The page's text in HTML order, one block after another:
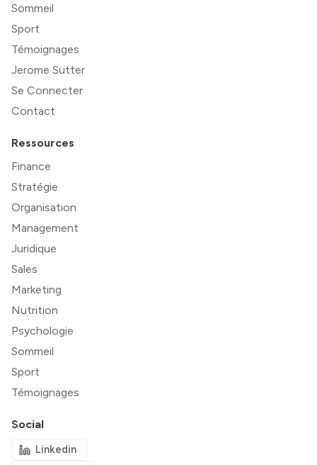
Sommeil
Sport
Témoignages
Jerome Sutter
Se Connecter
Contact
Ressources
Finance
Stratégie
Organisation
Management
Juridique
Sales
Marketing
Nutrition
Psychologie
Sommeil
Sport
Témoignages
Social
Linkedin